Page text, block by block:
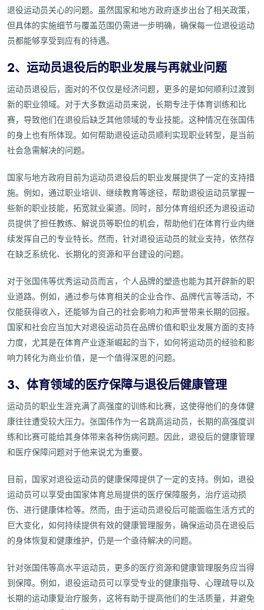
退役运动员关心的问题。虽然国家和地方政府逐步出台了相关政策，
但具体的实施细节与覆盖范围仍需进一步明确，确保每一位退役运动
员都能够享受到应有的待遇。
2、运动员退役后的职业发展与再就业问题
运动员退役后，面对的不仅仅是经济问题，更多的是如何顺利过渡到
新的职业领域。对于大多数运动员来说，长期专注于体育训练和比
赛，导致他们在退役后缺乏其他领域的专业技能。这种情况在张国伟
的身上也有所体现。如何帮助退役运动员顺利实现职业转型，是当前
社会急需解决的问题。
国家与地方政府目前为运动员退役后的职业发展提供了一定的支持措
施。例如，通过职业培训、继续教育等途径，帮助退役运动员掌握一
些新的职业技能，拓宽就业渠道。同时，部分体育组织还为退役运动
员提供了担任教练、解说员等职位的机会，帮助他们在体育行业内继
续发挥自己的专业特长。然而，针对退役运动员的就业支持，依然存
在缺乏系统化、长期化的资源和平台建设的问题。
对于张国伟等优秀运动员而言，个人品牌的塑造也能为其开辟新的职
业道路。例如，通过参与体育相关的企业合作、品牌代言等活动，不
仅能获得收入，还能够为自己的社会影响力和声誉带来长期的回报。
国家和社会应当加大对退役运动员在品牌价值和职业发展方面的支持
力度，尤其是在体育产业逐渐崛起的当下，如何将运动员的经验和影
响力转化为商业价值，是一个值得深思的问题。
3、体育领域的医疗保障与退役后健康管理
运动员的职业生涯充满了高强度的训练和比赛，这使得他们的身体健
康往往遭受较大压力。张国伟作为一名跳高运动员，长期的高强度训
练和比赛可能给其身体带来各种伤病问题。因此，退役后的健康管理
和医疗保障问题对于他来说尤为重要。
目前，国家对退役运动员的健康保障提供了一定的支持。例如，退役
运动员可以享受由国家体育总局提供的医疗保障服务，治疗运动损
伤、进行健康体检等。然而，由于运动员退役后可能面临生活方式的
巨大变化，如何持续提供有效的健康管理服务，确保运动员在退役后
的身体恢复和健康维护，仍是一个亟待解决的问题。
针对张国伟等高水平运动员，更多的医疗资源和健康管理服务应当得
到保障。例如，退役运动员可以享受专业的健康指导、心理疏导以及
长期的运动康复治疗服务，这将有助于提高他们的生活质量，并避免